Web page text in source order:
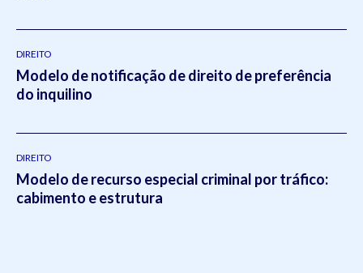
DIREITO
Modelo de notificação de direito de preferência
do inquilino
DIREITO
Modelo de recurso especial criminal por tráfico:
cabimento e estrutura